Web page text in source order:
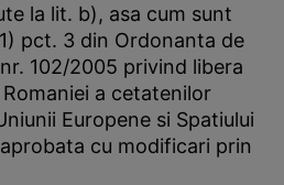
la lit. b), asa cum sunt
pct. 3 din Ordonanta de
102/2005 privind libera
a cetatenilor
Europene si Spatiului
cu modificari prin